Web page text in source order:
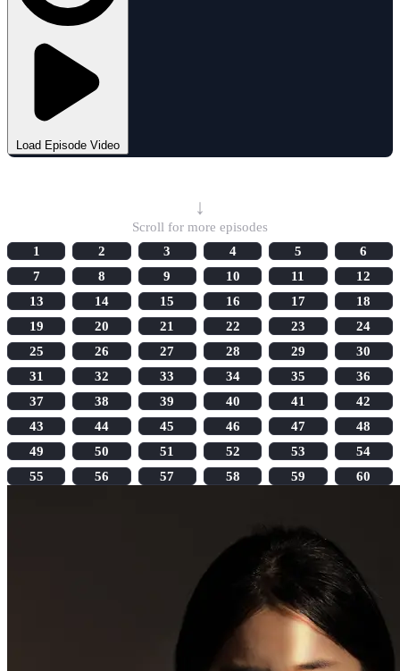
Load Episode Video
↓
Scroll for more episodes
1
2 3 4 5
6
7
8 9 10 11
12
13
14 15 16 17
18
19
20 21 22 23
24
25
26 27 28 29
30
31
32 33 34 35
36
37
38 39 40 41
42
43
44 45 46 47
48
49
50 51 52 53
54
55
56 57 58 59 60